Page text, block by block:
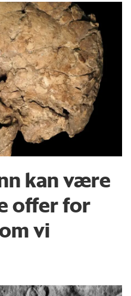
kan være
offer for
vi